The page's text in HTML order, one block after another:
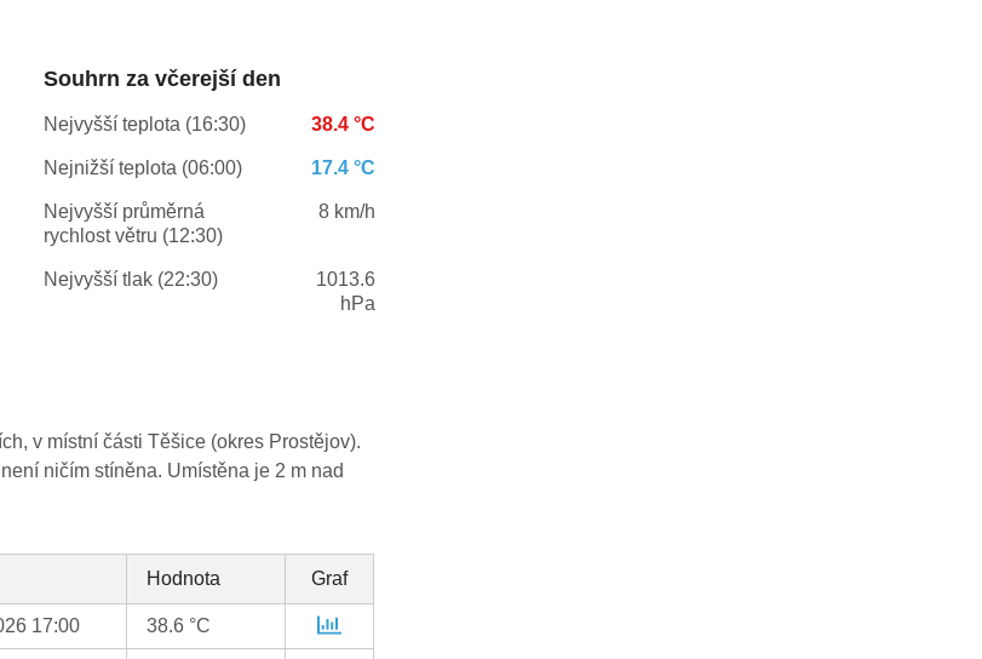
Souhrn za včerejší den
Nejvyšší teplota (16:30) 38.4 °C
Nejnižší teplota (06:00) 17.4 °C
Nejvyšší průměrná
rychlost větru (12:30)
8 km/h
Nejvyšší tlak (22:30)
1013.6
hPa
v místní části Těšice (okres Prostějov).
ničím stíněna. Umístěna je 2 m nad
Hodnota Graf
17:00 38.6 °C